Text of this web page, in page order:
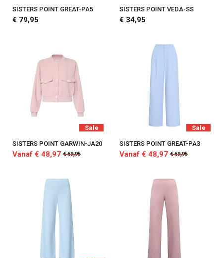
SISTERS POINT GREAT-PA5
€ 79,95
SISTERS POINT VEDA-SS
€ 34,95
Sale
SISTERS POINT GARWIN-JA20
Vanaf € 48,97 € 69,95
Sale
SISTERS POINT GREAT-PA3
Vanaf € 48,97 € 69,95